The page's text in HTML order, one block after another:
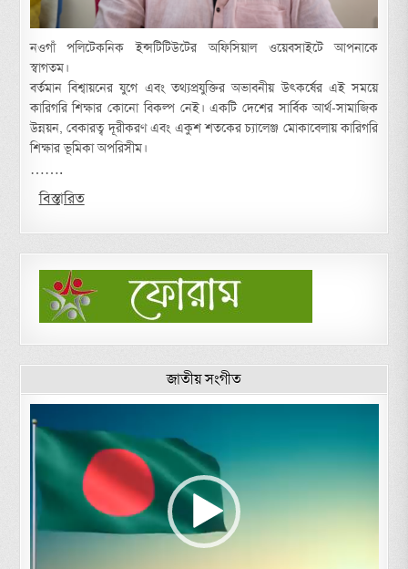
নওগাঁ পলিটেকনিক ইন্সটিটিউটের অফিসিয়াল ওয়েবসাইটে আপনাকে
স্বাগতম।
বর্তমান বিশ্বায়নের যুগে এবং তথ্যপ্রযুক্তির অভাবনীয় উৎকর্ষের এই সময়ে
কারিগরি শিক্ষার কোনো বিকল্প নেই। একটি দেশের সার্বিক আর্থ-সামাজিক
উন্নয়ন, বেকারত্ব দূরীকরণ এবং একুশ শতকের চ্যালেঞ্জ মোকাবেলায় কারিগরি
শিক্ষার ভূমিকা অপরিসীম।
…….
বিস্তারিত
জাতীয় সংগীত
Player